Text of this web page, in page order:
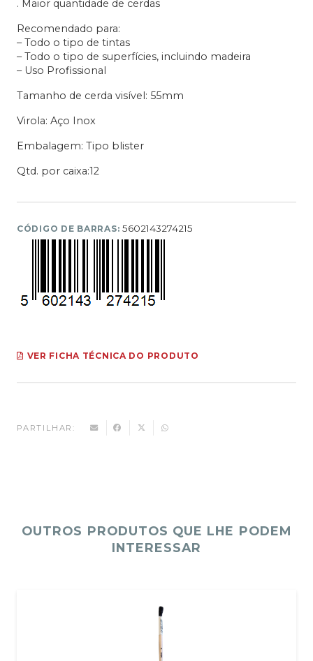
. Maior quantidade de cerdas
Recomendado para:
– Todo o tipo de tintas
– Todo o tipo de superfícies, incluindo madeira
– Uso Profissional
Tamanho de cerda visível: 55mm
Virola: Aço Inox
Embalagem: Tipo blister
Qtd. por caixa:12
CÓDIGO DE BARRAS: 5602143274215
VER FICHA TÉCNICA DO PRODUTO
PARTILHAR:
OUTROS PRODUTOS QUE LHE PODEM
INTERESSAR